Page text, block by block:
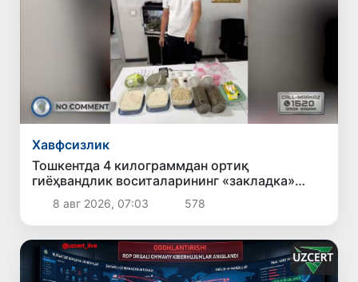
Хавфсизлик
Тошкентда 4 килограммдан ортиқ
гиёҳвандлик воситаларининг «закладка»
усулида тарқатилишига чек қўйилди
8 авг 2026, 07:03 578